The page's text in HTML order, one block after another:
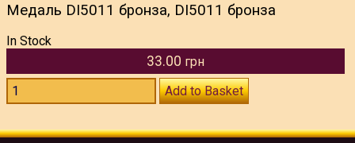
Медаль DI5011 бронза, DI5011 бронза
In Stock
33.00 грн
Add to Basket